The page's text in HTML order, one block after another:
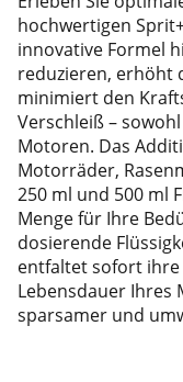
hochwertigen
innovative Formel
reduzieren, erhöht
minimiert den
Verschleiß –
Motoren. Das
Motorräder,
250 ml und 500 ml
Menge für Ihre
dosierende
entfaltet sofort ihre
Lebensdauer Ihres
sparsamer und